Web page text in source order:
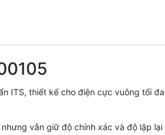
ITS, thiết kế cho điện cực vuông tối
vẫn giữ độ chính xác và độ lặp lại